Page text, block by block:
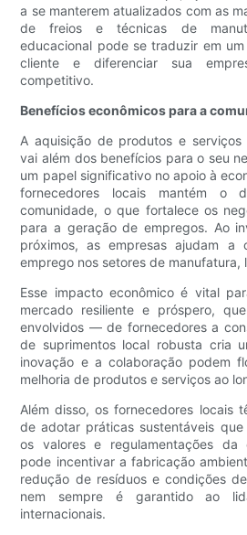
a se manterem atualizados com as
de freios e técnicas de
educacional pode se traduzir em
cliente e diferenciar sua
competitivo.
Benefícios econômicos para a
A aquisição de produtos e serviços
vai além dos benefícios para o seu
um papel significativo no apoio à
fornecedores locais mantém o
comunidade, o que fortalece os
para a geração de empregos. Ao
próximos, as empresas ajudam a
emprego nos setores de manufatura,
Esse impacto econômico é vital
mercado resiliente e próspero,
envolvidos — de fornecedores a
de suprimentos local robusta cria
inovação e a colaboração podem
melhoria de produtos e serviços ao
Além disso, os fornecedores locais
de adotar práticas sustentáveis ​​que
os valores e regulamentações da
pode incentivar a fabricação
redução de resíduos e condições
nem sempre é garantido ao
internacionais.